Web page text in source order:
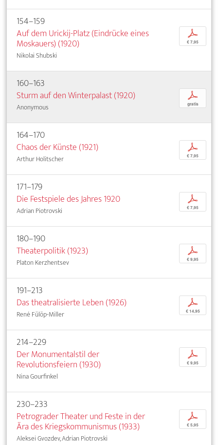
154–159
Auf dem Urickij-Platz (Eindrücke eines
Moskauers) (1920)
Nikolai Shubski
p
€ 7,95
160–163
Sturm auf den Winterpalast (1920)
Anonymous
p
gratis
164–170
Chaos der Künste (1921)
Arthur Holitscher
p
€ 7,95
171–179
Die Festspiele des Jahres 1920
Adrian Piotrovski
p
€ 7,95
180–190
Theaterpolitik (1923)
Platon Kerzhentsev
p
€ 9,95
191–213
Das theatralisierte Leben (1926)
René Fülöp-Miller
p
€ 14,95
214–229
Der Monumentalstil der
Revolutionsfeiern (1930)
Nina Gourfinkel
p
€ 9,95
230–233
Petrograder Theater und Feste in der
Ära des Kriegskommunismus (1933)
Aleksei Gvozdev, Adrian Piotrovski
p
€ 5,95